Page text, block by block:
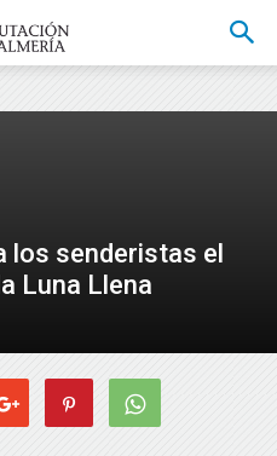
los senderistas el
Luna Llena